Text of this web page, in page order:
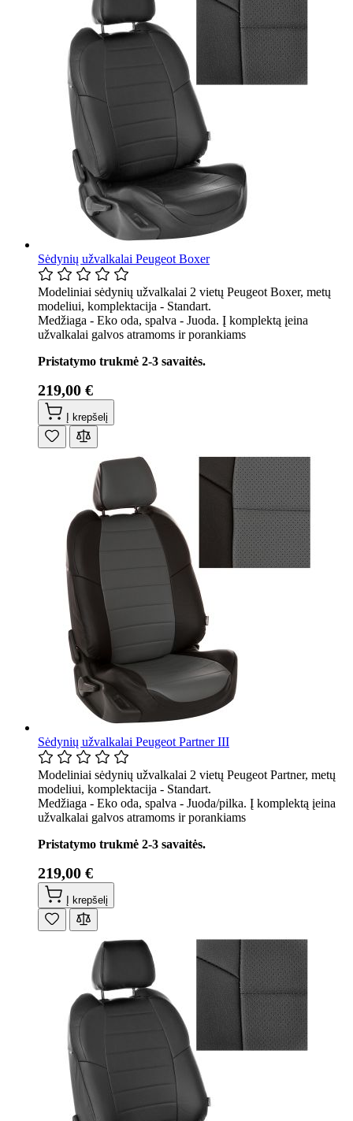
Sėdynių užvalkalai Peugeot Boxer
Modeliniai sėdynių užvalkalai 2 vietų Peugeot Boxer, metų
modeliui, komplektacija - Standart.
Medžiaga - Eko oda, spalva - Juoda. Į komplektą įeina
užvalkalai galvos atramoms ir porankiams
Pristatymo trukmė 2-3 savaitės.
219,00 €
Į krepšelį
Sėdynių užvalkalai Peugeot Partner III
Modeliniai sėdynių užvalkalai 2 vietų Peugeot Partner, metų
modeliui, komplektacija - Standart.
Medžiaga - Eko oda, spalva - Juoda/pilka. Į komplektą įeina
užvalkalai galvos atramoms ir porankiams
Pristatymo trukmė 2-3 savaitės.
219,00 €
Į krepšelį